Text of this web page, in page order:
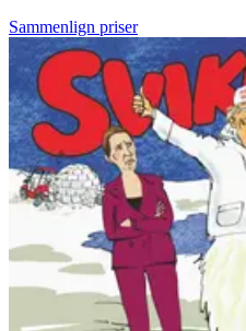
Sammenlign priser